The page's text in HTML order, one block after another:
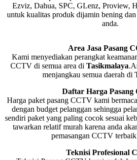
Ezviz, Dahua, SPC, GLenz, Proview,
untuk kualitas produk dijamin bening
anda.
Area Jasa Pasang
Kami menyediakan perangkat
CCTV di semua area di Tasikmalaya
menjangkau semua daerah di
Daftar Harga
Harga paket pasang CCTV kami
dengan budget pelanggan sehingga
sendiri paket yang paling cocok sesuai
tawarkan relatif murah karena anda
pemasangan CCTV
Teknisi Profesional